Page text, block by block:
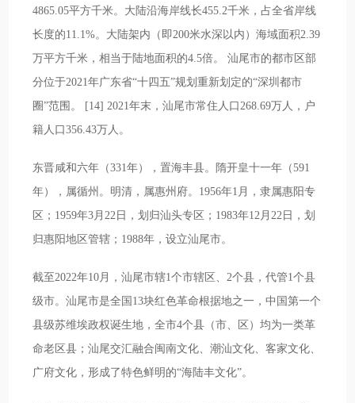
4865.05平方千米。大陆沿海岸线长455.2千米，占全省岸线
长度的11.1%。大陆架内（即200米水深以内）海域面积2.39
万平方千米，相当于陆地面积的4.5倍。 汕尾市的都市区部
分位于2021年广东省“十四五”规划重新划定的“深圳都市
圈”范围。 [14] 2021年末，汕尾市常住人口268.69万人，户
籍人口356.43万人。
东晋咸和六年（331年），置海丰县。隋开皇十一年（591
年），属循州。明清，属惠州府。1956年1月，隶属惠阳专
区；1959年3月22日，划归汕头专区；1983年12月22日，划
归惠阳地区管辖；1988年，设立汕尾市。
截至2022年10月，汕尾市辖1个市辖区、2个县，代管1个县
级市。汕尾市是全国13块红色革命根据地之一，中国第一个
县级苏维埃政权诞生地，全市4个县（市、区）均为一类革
命老区县；汕尾交汇融合闽南文化、潮汕文化、客家文化、
广府文化，形成了特色鲜明的“海陆丰文化”。